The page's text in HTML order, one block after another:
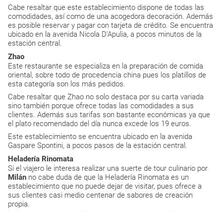
Cabe resaltar que este establecimiento dispone de todas las
comodidades, así como de una acogedora decoración. Además
es posible reservar y pagar con tarjeta de crédito. Se encuentra
ubicado en la avenida Nicola D'Apulia, a pocos minutos de la
estación central.
Zhao
Este restaurante se especializa en la preparación de comida
oriental, sobre todo de procedencia china pues los platillos de
esta categoría son los más pedidos.
Cabe resaltar que Zhao no solo destaca por su carta variada
sino también porque ofrece todas las comodidades a sus
clientes. Además sus tarifas son bastante económicas ya que
el plato recomendado del día nunca excede los 19 euros.
Este establecimiento se encuentra ubicado en la avenida
Gaspare Spontini, a pocos pasos de la estación central.
Heladería Rinomata
Si el viajero le interesa realizar una suerte de tour culinario por
Milán no cabe duda de que la Heladería Rinomata es un
establecimiento que no puede dejar de visitar, pues ofrece a
sus clientes casi medio centenar de sabores de creación
propia.